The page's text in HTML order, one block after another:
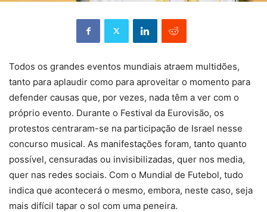
Todos os grandes eventos mundiais atraem multidões,
tanto para aplaudir como para aproveitar o momento para
defender causas que, por vezes, nada têm a ver com o
próprio evento. Durante o Festival da Eurovisão, os
protestos centraram-se na participação de Israel nesse
concurso musical. As manifestações foram, tanto quanto
possível, censuradas ou invisibilizadas, quer nos media,
quer nas redes sociais. Com o Mundial de Futebol, tudo
indica que acontecerá o mesmo, embora, neste caso, seja
mais difícil tapar o sol com uma peneira.